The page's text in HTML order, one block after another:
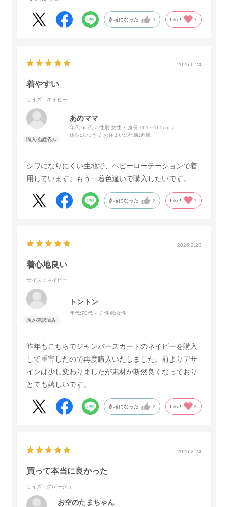
参考になった 1 Like! 1
2026.6.24
着やすい
サイズ：ネイビー
あめママ
年代:50代 性別:女性 身長:161～165cm
体型: ふつう お住まいの地域:近畿
シワになりにくい生地で、ヘビーローテーションで着
用しています。もう一着色違いで購入したいです。
参考になった 2 Like! 1
2026.2.28
着心地良い
サイズ：ネイビー
トントン
年代:70代～ 性別:女性
昨年もこちらでジャンパースカートのネイビーを購入
して重宝したので再度購入いたしました。前よりデザ
インは少し変わりましたが素材が断然良くなっており
とても嬉しいです。
参考になった 2 Like! 3
2026.2.24
買って本当に良かった
サイズ：グレージュ
お空のたまちゃん